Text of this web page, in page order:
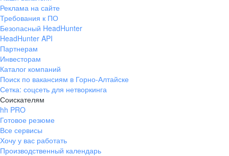
Реклама на сайте
Требования к ПО
Безопасный HeadHunter
HeadHunter API
Партнерам
Инвесторам
Каталог компаний
Поиск по вакансиям в Горно-Алтайске
Сетка: соцсеть для нетворкинга
Соискателям
hh PRO
Готовое резюме
Все сервисы
Хочу у вас работать
Производственный календарь